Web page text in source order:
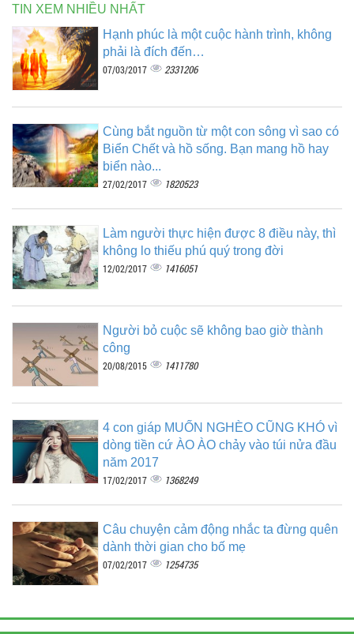
TIN XEM NHIỀU NHẤT
Hạnh phúc là một cuộc hành trình, không
phải là đích đến…
07/03/2017 2331206
Cùng bắt nguồn từ một con sông vì sao có
Biển Chết và hồ sống. Bạn mang hồ hay
biển nào...
27/02/2017 1820523
Làm người thực hiện được 8 điều này, thì
không lo thiếu phú quý trong đời
12/02/2017 1416051
Người bỏ cuộc sẽ không bao giờ thành
công
20/08/2015 1411780
4 con giáp MUỐN NGHÈO CŨNG KHÓ vì
dòng tiền cứ ÀO ÀO chảy vào túi nửa đầu
năm 2017
17/02/2017 1368249
Câu chuyện cảm động nhắc ta đừng quên
dành thời gian cho bố mẹ
07/02/2017 1254735